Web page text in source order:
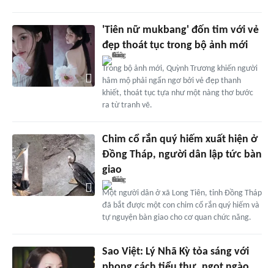
'Tiên nữ mukbang' đốn tim với vẻ
đẹp thoát tục trong bộ ảnh mới
Trong bộ ảnh mới, Quỳnh Trương khiến người
hâm mộ phải ngẩn ngơ bởi vẻ đẹp thanh
khiết, thoát tục tựa như một nàng thơ bước
ra từ tranh vẽ.
Chim cổ rắn quý hiếm xuất hiện ở
Đồng Tháp, người dân lập tức bàn
giao
Một người dân ở xã Long Tiên, tỉnh Đồng Tháp
đã bắt được một con chim cổ rắn quý hiếm và
tự nguyện bàn giao cho cơ quan chức năng.
Sao Việt: Lý Nhã Kỳ tỏa sáng với